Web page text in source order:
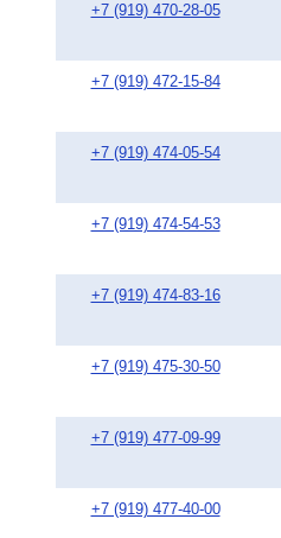
+7 (919) 470-28-05
+7 (919) 472-15-84
+7 (919) 474-05-54
+7 (919) 474-54-53
+7 (919) 474-83-16
+7 (919) 475-30-50
+7 (919) 477-09-99
+7 (919) 477-40-00